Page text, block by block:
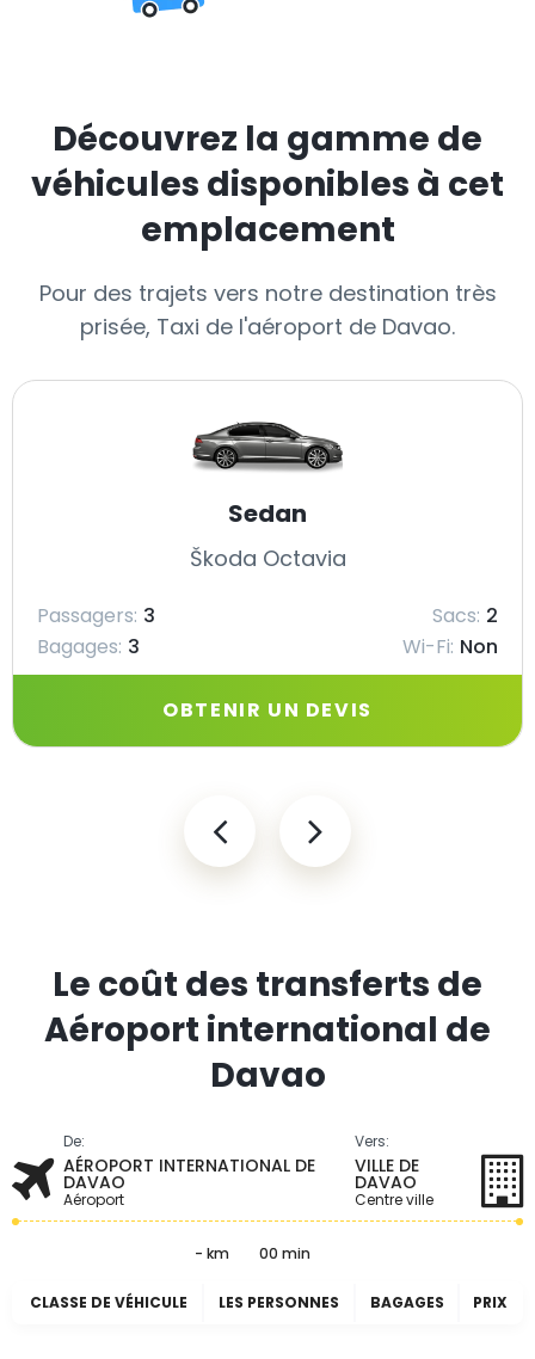
Découvrez la gamme de
véhicules disponibles à cet
emplacement
Pour des trajets vers notre destination très
prisée, Taxi de l'aéroport de Davao.
Sedan
Škoda Octavia
Passagers: 3 Sacs: 2
Bagages: 3 Wi-Fi: Non
OBTENIR UN DEVIS
Le coût des transferts de
Aéroport international de
Davao
De:
AÉROPORT INTERNATIONAL DE
DAVAO
Aéroport
Vers:
VILLE DE
DAVAO
Centre ville
- km 00 min
CLASSE DE VÉHICULE LES PERSONNES BAGAGES PRIX